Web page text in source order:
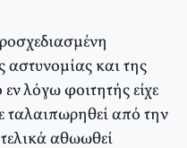
και της
λόγω φοιτητής είχε
ταλαιπωρηθεί από την
αθωωθεί